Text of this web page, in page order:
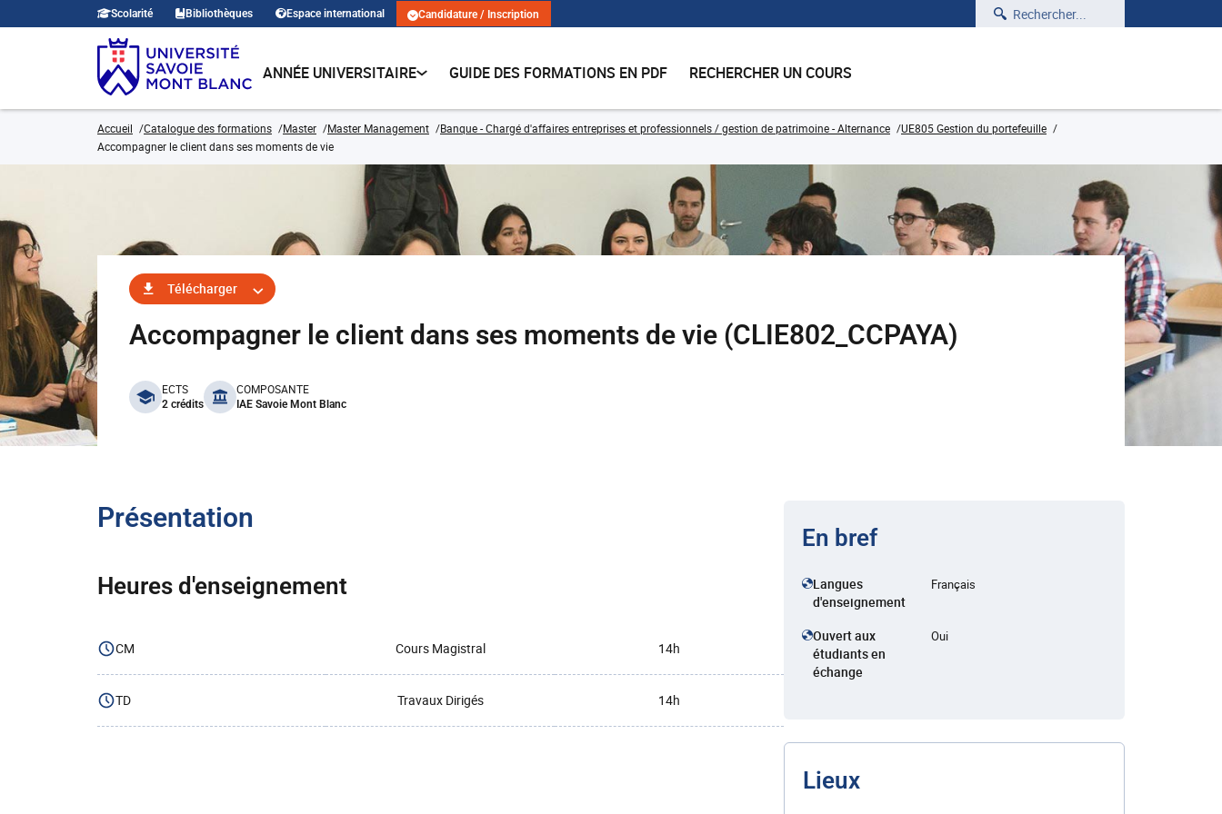
Scolarité Bibliothèques Espace international Candidature / Inscription Rechercher
ANNÉE UNIVERSITAIRE GUIDE DES FORMATIONS EN PDF RECHERCHER UN COURS
Accueil Catalogue des formations Master Master Management Banque - Chargé d'affaires entreprises et professionnels / gestion de patrimoine - Alternance
UE805 Gestion du portefeuille
Accompagner le client dans ses moments de vie
Télécharger
Accompagner le client dans ses moments de vie (CLIE802_CCPAYA)
benefits
ECTS
2 crédits
COMPOSANTE
IAE Savoie Mont Blanc
Présentation
Heures d'enseignement
CM Cours Magistral 14h
TD Travaux Dirigés 14h
En bref
Langues
d'enseignement
Français
Ouvert aux
étudiants en
échange
Oui
Lieux